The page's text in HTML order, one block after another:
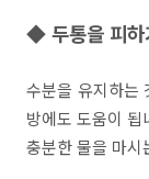
◆ 두통을 피하
수분을 유지하는
방에도 도움이
충분한 물을 마시